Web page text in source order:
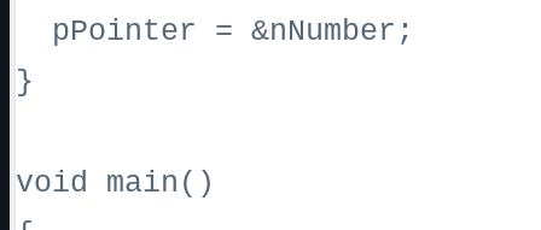
pPointer = &nNumber;
}
void main()